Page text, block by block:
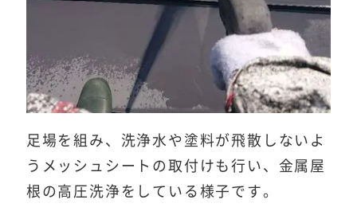
足場を組み、洗浄水や塗料が飛散しないよ
うメッシュシートの取付けも行い、金属屋
根の高圧洗浄をしている様子です。